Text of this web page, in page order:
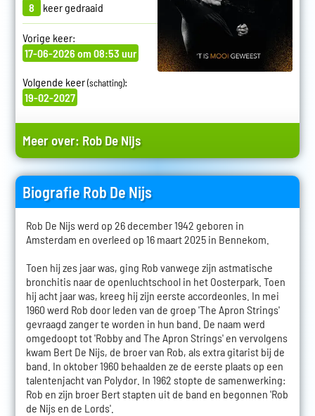
8 keer gedraaid
Vorige keer:
17-06-2026 om 08:53 uur
Volgende keer(schatting):
19-02-2027
Meer over: Rob De Nijs
Biografie Rob De Nijs
Rob De Nijs werd op 26 december 1942 geboren in
Amsterdam en overleed op 16 maart 2025 in Bennekom.
Toen hij zes jaar was, ging Rob vanwege zijn astmatische
bronchitis naar de openluchtschool in het Oosterpark. Toen
hij acht jaar was, kreeg hij zijn eerste accordeonles. In mei
1960 werd Rob door leden van de groep 'The Apron Strings'
gevraagd zanger te worden in hun band. De naam werd
omgedoopt tot 'Robby and The Apron Strings' en vervolgens
kwam Bert De Nijs, de broer van Rob, als extra gitarist bij de
band. In oktober 1960 behaalden ze de eerste plaats op een
talentenjacht van Polydor. In 1962 stopte de samenwerking:
Rob en zijn broer Bert stapten uit de band en begonnen 'Rob
de Nijs en de Lords'.